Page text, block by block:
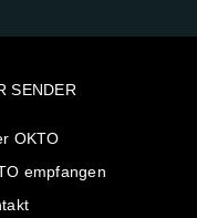
SENDER
OKTO
empfangen